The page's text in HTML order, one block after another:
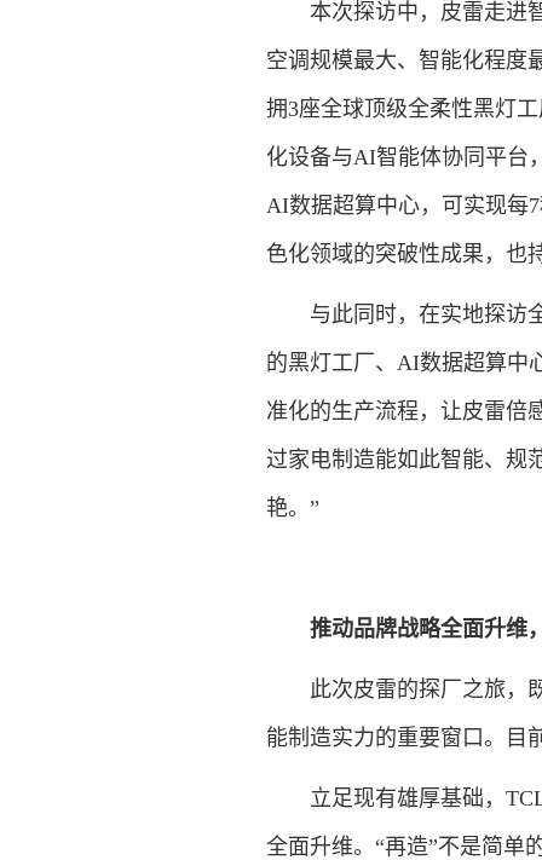
本次探访中，皮雷走进智
空调规模最大、智能化程度
拥3座全球顶级全柔性黑灯
化设备与AI智能体协同平台
AI数据超算中心，可实现每
色化领域的突破性成果，也
与此同时，在实地探访全
的黑灯工厂、AI数据超算中
准化的生产流程，让皮雷倍
过家电制造能如此智能、规
艳。”
推动品牌战略全面升维
此次皮雷的探厂之旅，既
能制造实力的重要窗口。目
立足现有雄厚基础，TCL
全面升维。“再造”不是简单